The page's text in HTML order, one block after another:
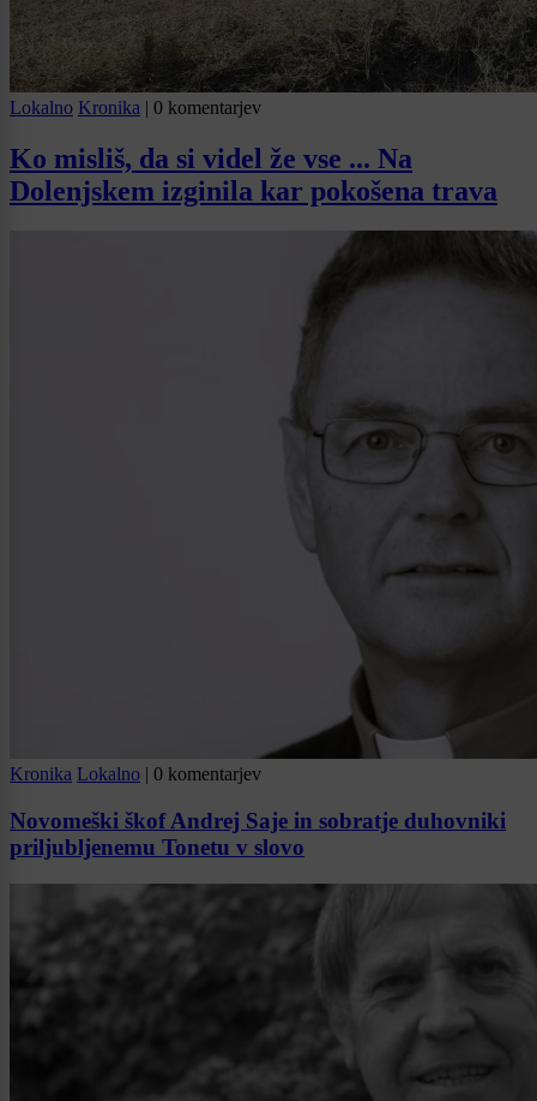
Lokalno Kronika | 0 komentarjev
Ko misliš, da si videl že vse ... Na
Dolenjskem izginila kar pokošena trava
Kronika Lokalno | 0 komentarjev
Novomeški škof Andrej Saje in sobratje duhovniki
priljubljenemu Tonetu v slovo